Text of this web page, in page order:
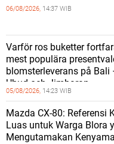
06/08/2026, 14:37 WIB
Varför ros buketter
mest populära
blomsterleverans på
Ubud och Jimbaran
05/08/2026, 14:23 WIB
Mazda CX-80: Referensi
Luas untuk Warga Blora
Mengutamakan